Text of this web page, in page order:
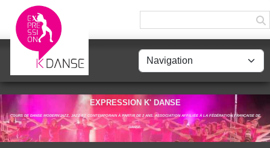
EXPRESSION K' DANSE
COURS DE DANSE MODERN'JAZZ, JAZZ ET CONTEMPORAIN À PARTIR DE 2 ANS. ASSOCIATION AFFILIÉE À LA FÉDÉRATION FRANÇAISE DE
DANSE.
Panneau de gestion des cookies